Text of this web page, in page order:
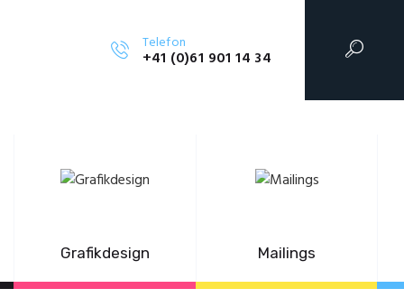
Telefon
+41 (0)61 901 14 34
Grafikdesign Mailings